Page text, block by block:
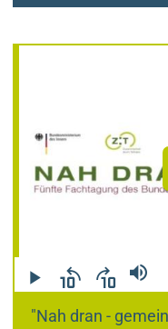
Sekunden
zurück
vorwärts
Stumm
"Nah dran -